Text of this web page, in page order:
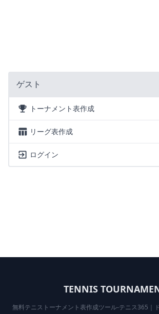
ゲスト
トーナメント表作成
リーグ表作成
ログイン
TENNIS
無料テニストーナメント表作成ツール-テニス365｜